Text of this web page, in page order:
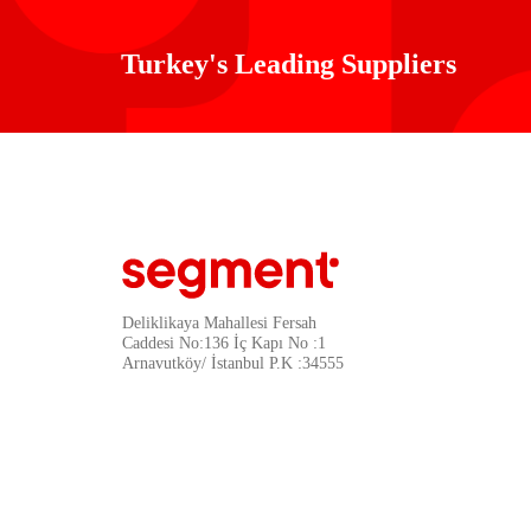
Turkey's Leading Suppliers
Deliklikaya Mahallesi Fersah
Caddesi No:136 İç Kapı No :1
Arnavutköy/ İstanbul P.K :34555